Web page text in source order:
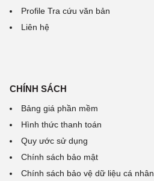
Profile Tra cứu văn bản
Liên hệ
CHÍNH SÁCH
Bảng giá phần mềm
Hình thức thanh toán
Quy ước sử dụng
Chính sách bảo mật
Chính sách bảo vệ dữ liệu cá nhân